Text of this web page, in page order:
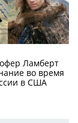
Ламберт
во время
в США